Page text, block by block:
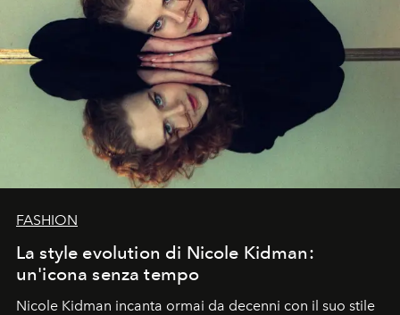
FASHION
La style evolution di Nicole Kidman:
un'icona senza tempo
Nicole Kidman incanta ormai da decenni con il suo stile